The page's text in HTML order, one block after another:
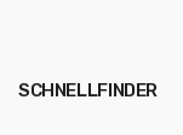
SCHNELLFINDER